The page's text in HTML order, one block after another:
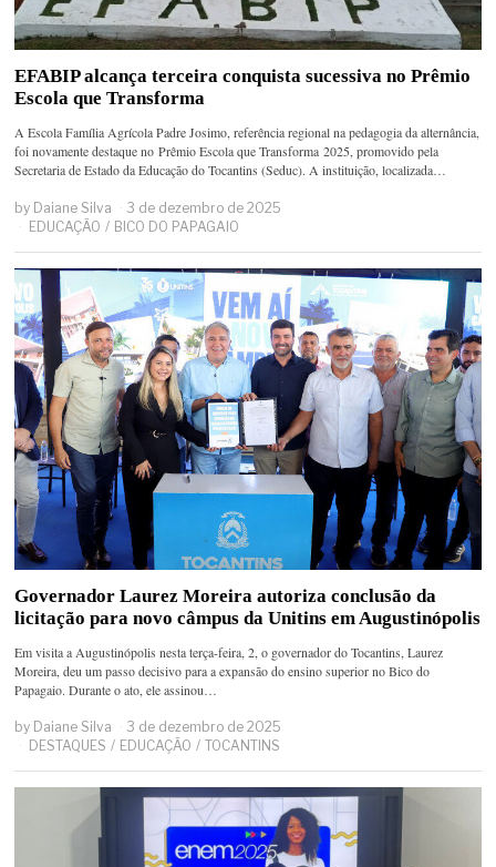
EFABIP alcança terceira conquista sucessiva no Prêmio
Escola que Transforma
A Escola Família Agrícola Padre Josimo, referência regional na pedagogia da alternância,
foi novamente destaque no Prêmio Escola que Transforma 2025, promovido pela
Secretaria de Estado da Educação do Tocantins (Seduc). A instituição, localizada…
by Daiane Silva
3 de dezembro de 2025
EDUCAÇÃO / BICO DO PAPAGAIO
Governador Laurez Moreira autoriza conclusão da
licitação para novo câmpus da Unitins em Augustinópolis
Em visita a Augustinópolis nesta terça-feira, 2, o governador do Tocantins, Laurez
Moreira, deu um passo decisivo para a expansão do ensino superior no Bico do
Papagaio. Durante o ato, ele assinou…
by Daiane Silva
3 de dezembro de 2025
DESTAQUES / EDUCAÇÃO / TOCANTINS